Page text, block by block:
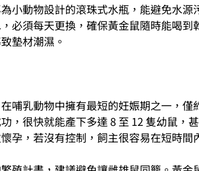
小動物設計的滾珠式水瓶，能避免水源
必須每天更換，確保黃金鼠隨時能喝到
墊材潮濕。
哺乳動物中擁有最短的妊娠期之一，僅
，很快就能產下多達 8 至 12 隻幼鼠，
孕，若沒有控制，飼主很容易在短時間